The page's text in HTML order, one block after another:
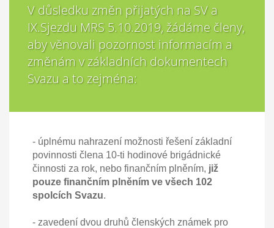
V důsledku změn přijatých na SV a
IX.Sjezdu MRS 5.10.2019, žádáme členy,
aby věnovali pozornost informacím a
změnám v základních dokumentech
Svazu a to zejména:
- úplnému nahrazení možnosti řešení základní
povinnosti člena 10-ti hodinové brigádnické
činnosti za rok, nebo finančním plněním, již
pouze finančním plněním ve všech 102
spolcích Svazu.
- zavedení dvou druhů členských známek pro